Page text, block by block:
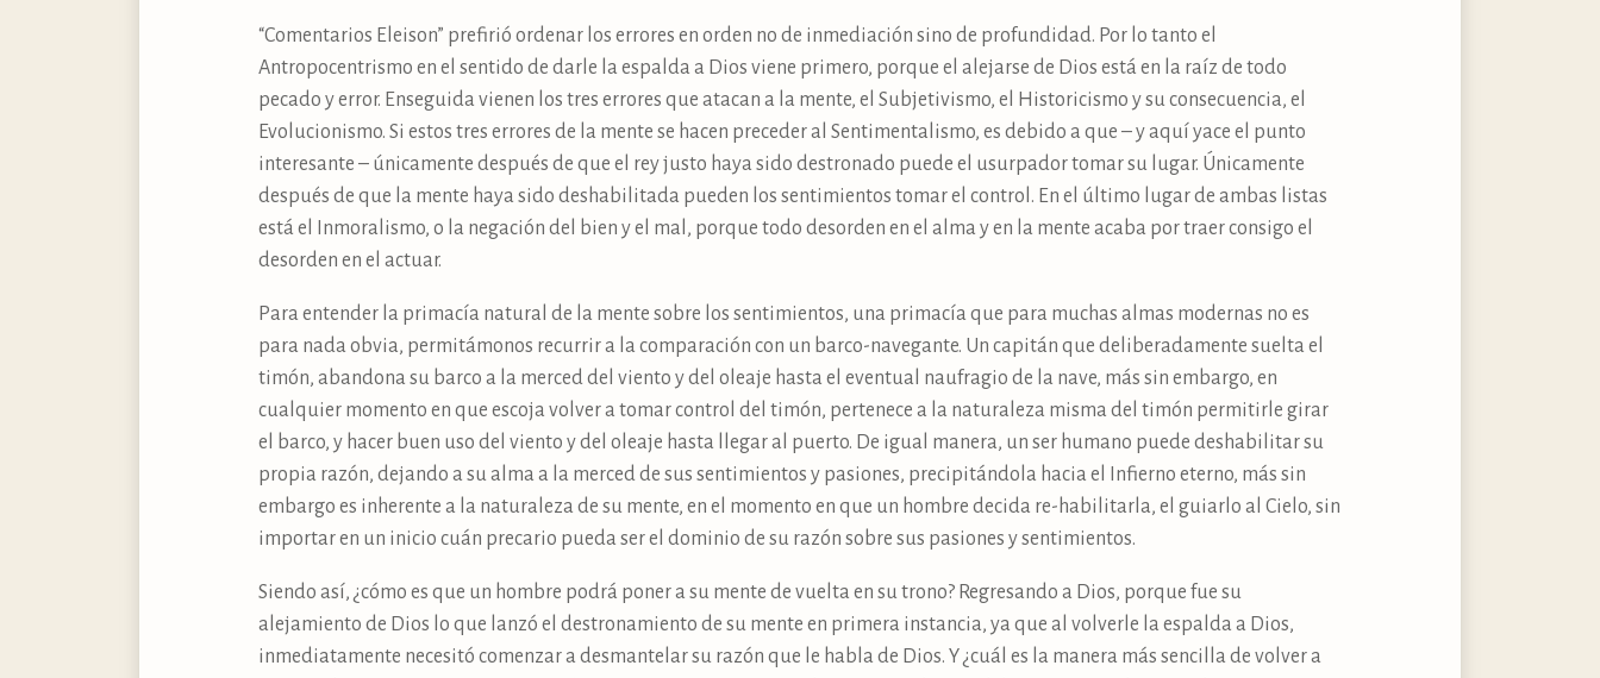
“Comentarios Eleison” prefirió ordenar los errores en orden no de inmediación sino de profundidad. Por lo tanto el
Antropocentrismo en el sentido de darle la espalda a Dios viene primero, porque el alejarse de Dios está en la raíz de todo
pecado y error. Enseguida vienen los tres errores que atacan a la mente, el Subjetivismo, el Historicismo y su consecuencia, el
Evolucionismo. Si estos tres errores de la mente se hacen preceder al Sentimentalismo, es debido a que – y aquí yace el punto
interesante – únicamente después de que el rey justo haya sido destronado puede el usurpador tomar su lugar. Únicamente
después de que la mente haya sido deshabilitada pueden los sentimientos tomar el control. En el último lugar de ambas listas
está el Inmoralismo, o la negación del bien y el mal, porque todo desorden en el alma y en la mente acaba por traer consigo el
desorden en el actuar.
Para entender la primacía natural de la mente sobre los sentimientos, una primacía que para muchas almas modernas no es
para nada obvia, permitámonos recurrir a la comparación con un barco-navegante. Un capitán que deliberadamente suelta el
timón, abandona su barco a la merced del viento y del oleaje hasta el eventual naufragio de la nave, más sin embargo, en
cualquier momento en que escoja volver a tomar control del timón, pertenece a la naturaleza misma del timón permitirle girar
el barco, y hacer buen uso del viento y del oleaje hasta llegar al puerto. De igual manera, un ser humano puede deshabilitar su
propia razón, dejando a su alma a la merced de sus sentimientos y pasiones, precipitándola hacia el Infierno eterno, más sin
embargo es inherente a la naturaleza de su mente, en el momento en que un hombre decida re-habilitarla, el guiarlo al Cielo, sin
importar en un inicio cuán precario pueda ser el dominio de su razón sobre sus pasiones y sentimientos.
Siendo así, ¿cómo es que un hombre podrá poner a su mente de vuelta en su trono? Regresando a Dios, porque fue su
alejamiento de Dios lo que lanzó el destronamiento de su mente en primera instancia, ya que al volverle la espalda a Dios,
inmediatamente necesitó comenzar a desmantelar su razón que le habla de Dios. Y ¿cuál es la manera más sencilla de volver a